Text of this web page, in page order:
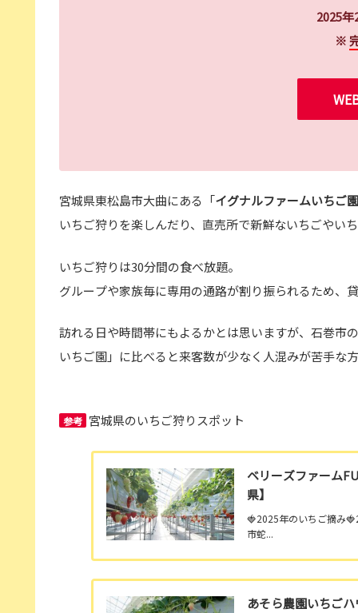
2025
※
宮城県東松島市大曲にある「イグナルファームいちご園
いちご狩りを楽しんだり、直売所で新鮮ないちごやい
いちご狩りは30分間の食べ放題。
グループや家族毎に専用の通路が割り振られるため、
訪れる日や時間帯にもよるかとは思いますが、石巻市
いちご園」に比べると来客数が少なく人混みが苦手な
参考 宮城県のいちご狩りスポット
ベリーズファーム
県】
🍓2025年のいちご摘み
市蛇...
あそら農園いちご